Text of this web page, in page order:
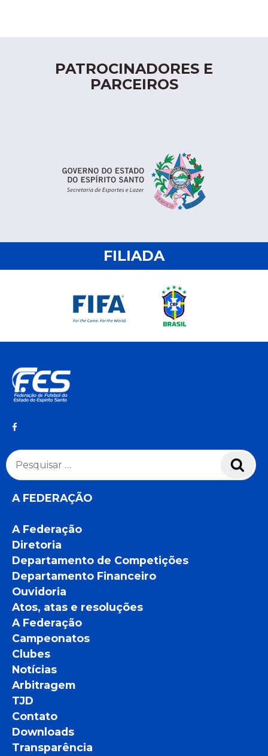
PATROCINADORES E
PARCEIROS
FILIADA
Pesquisar
por:
A FEDERAÇÃO
A Federação
Diretoria
Departamento de Competições
Departamento Financeiro
Ouvidoria
Atos, atas e resoluções
A Federação
Campeonatos
Clubes
Notícias
Arbitragem
TJD
Contato
Downloads
Transparência